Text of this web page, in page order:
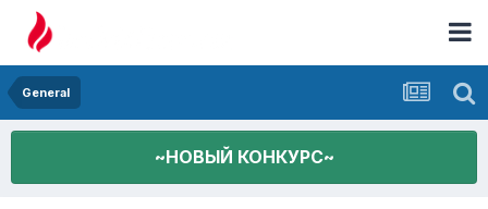
General
~НОВЫЙ КОНКУРС~